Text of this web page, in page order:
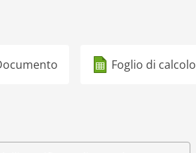
Foglio di calcolo